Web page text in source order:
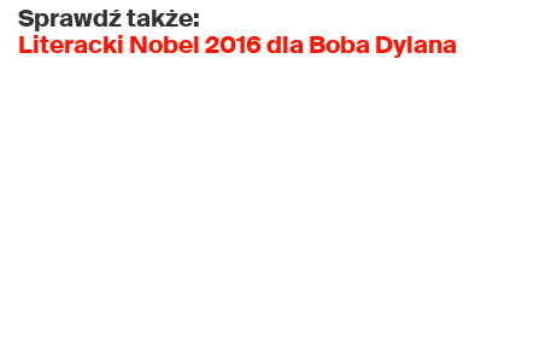
Sprawdź także:
Literacki Nobel 2016 dla Boba Dylana